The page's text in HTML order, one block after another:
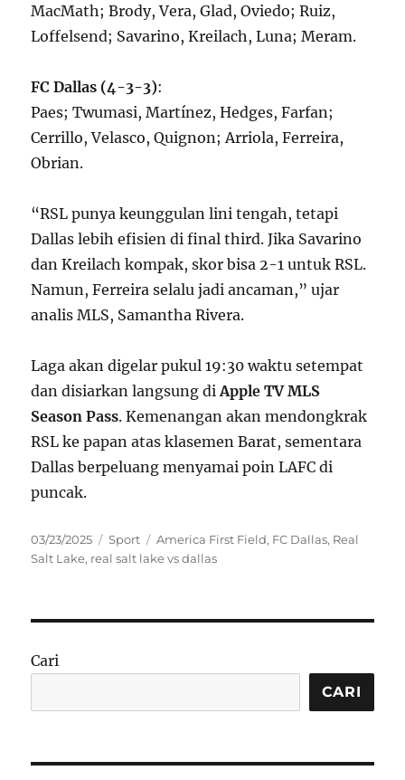
MacMath; Brody, Vera, Glad, Oviedo; Ruiz,
Loffelsend; Savarino, Kreilach, Luna; Meram.
FC Dallas (4-3-3):
Paes; Twumasi, Martínez, Hedges, Farfan;
Cerrillo, Velasco, Quignon; Arriola, Ferreira,
Obrian.
“RSL punya keunggulan lini tengah, tetapi
Dallas lebih efisien di final third. Jika Savarino
dan Kreilach kompak, skor bisa 2-1 untuk RSL.
Namun, Ferreira selalu jadi ancaman,” ujar
analis MLS, Samantha Rivera.
Laga akan digelar pukul 19:30 waktu setempat
dan disiarkan langsung diApple TV MLS
Season Pass. Kemenangan akan mendongkrak
RSL ke papan atas klasemen Barat, sementara
Dallas berpeluang menyamai poin LAFC di
puncak.
Posted
on
03/23/2025 Categories
Sport Tags
America First Field, FC Dallas, Real
Salt Lake, real salt lake vs dallas
Cari
CARI